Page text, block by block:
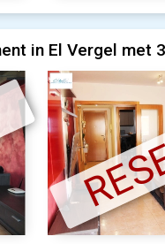
in El Vergel met